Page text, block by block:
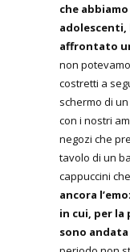
che
adolescenti,
affrontato
non
costretti a
schermo di
con i nostri
negozi che
tavolo di un
cappuccini
ancora
in cui, per la
sono